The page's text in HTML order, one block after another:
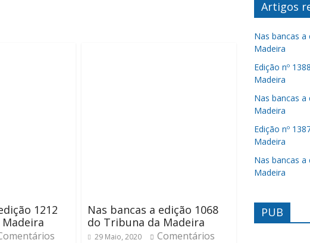
1212
Nas bancas a edição 1068
do Tribuna da Madeira
29 Maio, 2020
Comentários
Artigos
Nas bancas a
Madeira
Edição nº
Madeira
Nas bancas a
Madeira
Edição nº
Madeira
Nas bancas a
Madeira
PUB